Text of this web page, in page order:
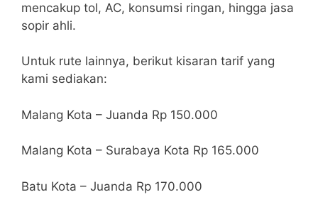
mencakup tol, AC, konsumsi ringan, hingga jasa
sopir ahli.
Untuk rute lainnya, berikut kisaran tarif yang
kami sediakan:
Malang Kota – Juanda Rp 150.000
Malang Kota – Surabaya Kota Rp 165.000
Batu Kota – Juanda Rp 170.000